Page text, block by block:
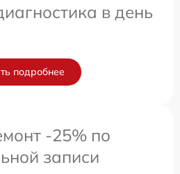
в день
подробнее
-25% по
записи